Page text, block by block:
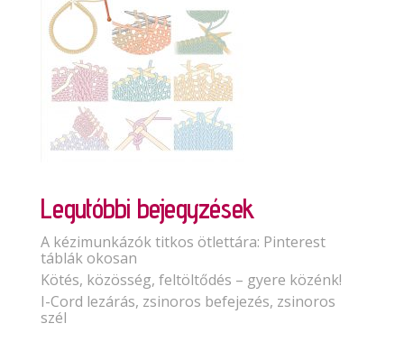
Legutóbbi bejegyzések
A kézimunkázók titkos ötlettára: Pinterest
táblák okosan
Kötés, közösség, feltöltődés – gyere közénk!
I-Cord lezárás, zsinoros befejezés, zsinoros
szél